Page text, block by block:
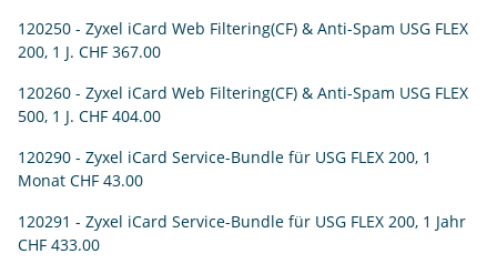
120250 - Zyxel iCard Web Filtering(CF) & Anti-Spam USG FLEX
200, 1 J. CHF 367.00
120260 - Zyxel iCard Web Filtering(CF) & Anti-Spam USG FLEX
500, 1 J. CHF 404.00
120290 - Zyxel iCard Service-Bundle für USG FLEX 200, 1
Monat CHF 43.00
120291 - Zyxel iCard Service-Bundle für USG FLEX 200, 1 Jahr
CHF 433.00